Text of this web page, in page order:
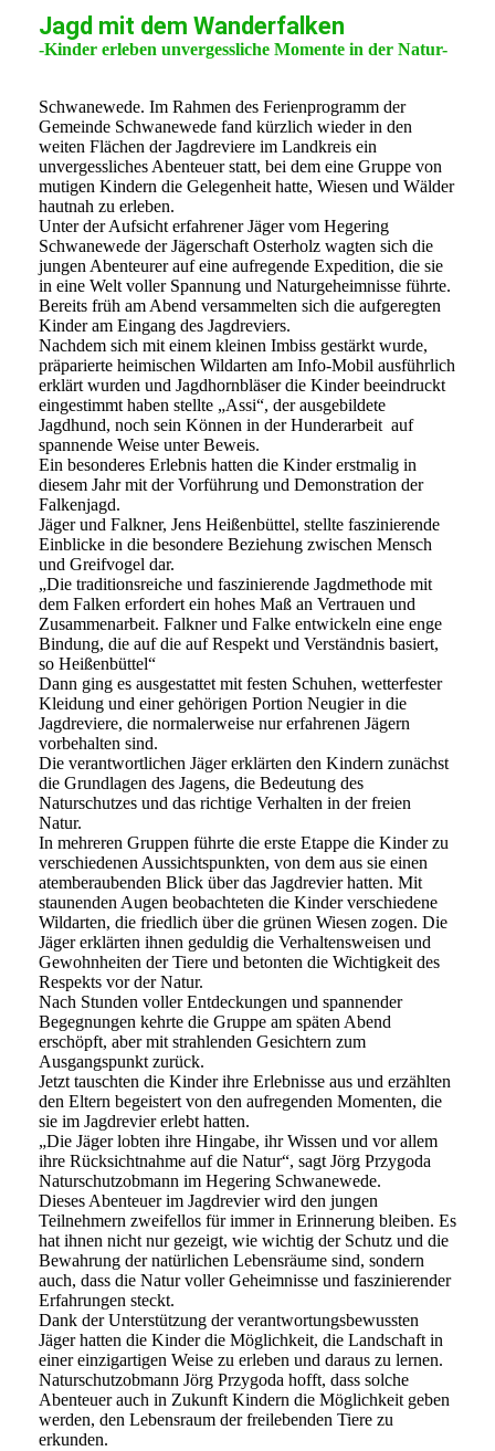
Jagd mit dem Wanderfalken
-Kinder erleben unvergessliche Momente in der Natur-
Schwanewede. Im Rahmen des Ferienprogramm der
Gemeinde Schwanewede fand kürzlich wieder in den
weiten Flächen der Jagdreviere im Landkreis ein
unvergessliches Abenteuer statt, bei dem eine Gruppe von
mutigen Kindern die Gelegenheit hatte, Wiesen und Wälder
hautnah zu erleben.
Unter der Aufsicht erfahrener Jäger vom Hegering
Schwanewede der Jägerschaft Osterholz wagten sich die
jungen Abenteurer auf eine aufregende Expedition, die sie
in eine Welt voller Spannung und Naturgeheimnisse führte.
Bereits früh am Abend versammelten sich die aufgeregten
Kinder am Eingang des Jagdreviers.
Nachdem sich mit einem kleinen Imbiss gestärkt wurde,
präparierte heimischen Wildarten am Info-Mobil ausführlich
erklärt wurden und Jagdhornbläser die Kinder beeindruckt
eingestimmt haben stellte „Assi“, der ausgebildete
Jagdhund, noch sein Können in der Hunderarbeit auf
spannende Weise unter Beweis.
Ein besonderes Erlebnis hatten die Kinder erstmalig in
diesem Jahr mit der Vorführung und Demonstration der
Falkenjagd.
Jäger und Falkner, Jens Heißenbüttel, stellte faszinierende
Einblicke in die besondere Beziehung zwischen Mensch
und Greifvogel dar.
„Die traditionsreiche und faszinierende Jagdmethode mit
dem Falken erfordert ein hohes Maß an Vertrauen und
Zusammenarbeit. Falkner und Falke entwickeln eine enge
Bindung, die auf die auf Respekt und Verständnis basiert,
so Heißenbüttel“
Dann ging es ausgestattet mit festen Schuhen, wetterfester
Kleidung und einer gehörigen Portion Neugier in die
Jagdreviere, die normalerweise nur erfahrenen Jägern
vorbehalten sind.
Die verantwortlichen Jäger erklärten den Kindern zunächst
die Grundlagen des Jagens, die Bedeutung des
Naturschutzes und das richtige Verhalten in der freien
Natur.
In mehreren Gruppen führte die erste Etappe die Kinder zu
verschiedenen Aussichtspunkten, von dem aus sie einen
atemberaubenden Blick über das Jagdrevier hatten. Mit
staunenden Augen beobachteten die Kinder verschiedene
Wildarten, die friedlich über die grünen Wiesen zogen. Die
Jäger erklärten ihnen geduldig die Verhaltensweisen und
Gewohnheiten der Tiere und betonten die Wichtigkeit des
Respekts vor der Natur.
Nach Stunden voller Entdeckungen und spannender
Begegnungen kehrte die Gruppe am späten Abend
erschöpft, aber mit strahlenden Gesichtern zum
Ausgangspunkt zurück.
Jetzt tauschten die Kinder ihre Erlebnisse aus und erzählten
den Eltern begeistert von den aufregenden Momenten, die
sie im Jagdrevier erlebt hatten.
„Die Jäger lobten ihre Hingabe, ihr Wissen und vor allem
ihre Rücksichtnahme auf die Natur“, sagt Jörg Przygoda
Naturschutzobmann im Hegering Schwanewede.
Dieses Abenteuer im Jagdrevier wird den jungen
Teilnehmern zweifellos für immer in Erinnerung bleiben. Es
hat ihnen nicht nur gezeigt, wie wichtig der Schutz und die
Bewahrung der natürlichen Lebensräume sind, sondern
auch, dass die Natur voller Geheimnisse und faszinierender
Erfahrungen steckt.
Dank der Unterstützung der verantwortungsbewussten
Jäger hatten die Kinder die Möglichkeit, die Landschaft in
einer einzigartigen Weise zu erleben und daraus zu lernen.
Naturschutzobmann Jörg Przygoda hofft, dass solche
Abenteuer auch in Zukunft Kindern die Möglichkeit geben
werden, den Lebensraum der freilebenden Tiere zu
erkunden.